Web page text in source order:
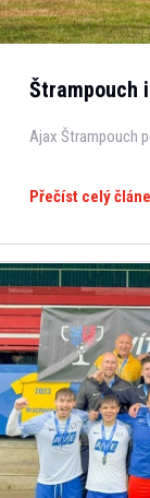
Štrampouch
Ajax Štrampouch
Přečíst celý